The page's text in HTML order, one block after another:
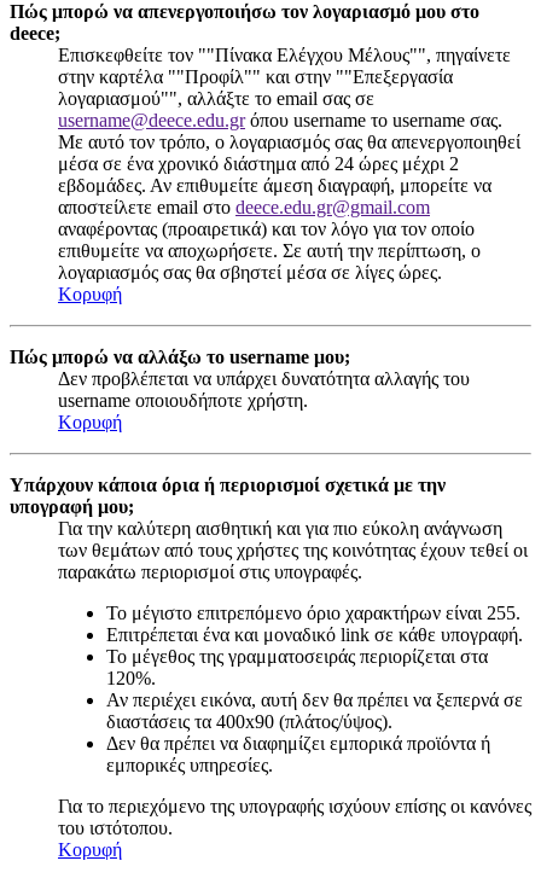
Πώς μπορώ να απενεργοποιήσω τον λογαριασμό μου στο
deece;
Επισκεφθείτε τον ""Πίνακα Ελέγχου Μέλους"", πηγαίνετε
στην καρτέλα ""Προφίλ"" και στην ""Επεξεργασία
λογαριασμού"", αλλάξτε το email σας σε
username@deece.edu.grόπου username το username σας.
Με αυτό τον τρόπο, ο λογαριασμός σας θα απενεργοποιηθεί
μέσα σε ένα χρονικό διάστημα από 24 ώρες μέχρι 2
εβδομάδες. Αν επιθυμείτε άμεση διαγραφή, μπορείτε να
αποστείλετε email στο deece.edu.gr@gmail.com
αναφέροντας (προαιρετικά) και τον λόγο για τον οποίο
επιθυμείτε να αποχωρήσετε. Σε αυτή την περίπτωση, ο
λογαριασμός σας θα σβηστεί μέσα σε λίγες ώρες.
Κορυφή
Πώς μπορώ να αλλάξω το username μου;
Δεν προβλέπεται να υπάρχει δυνατότητα αλλαγής του
username οποιουδήποτε χρήστη.
Κορυφή
Υπάρχουν κάποια όρια ή περιορισμοί σχετικά με την
υπογραφή μου;
Για την καλύτερη αισθητική και για πιο εύκολη ανάγνωση
των θεμάτων από τους χρήστες της κοινότητας έχουν τεθεί οι
παρακάτω περιορισμοί στις υπογραφές.
Το μέγιστο επιτρεπόμενο όριο χαρακτήρων είναι 255.
Επιτρέπεται ένα και μοναδικό link σε κάθε υπογραφή.
Το μέγεθος της γραμματοσειράς περιορίζεται στα
120%.
Αν περιέχει εικόνα, αυτή δεν θα πρέπει να ξεπερνά σε
διαστάσεις τα 400x90 (πλάτος/ύψος).
Δεν θα πρέπει να διαφημίζει εμπορικά προϊόντα ή
εμπορικές υπηρεσίες.
Για το περιεχόμενο της υπογραφής ισχύουν επίσης οι κανόνες
του ιστότοπου.
Κορυφή